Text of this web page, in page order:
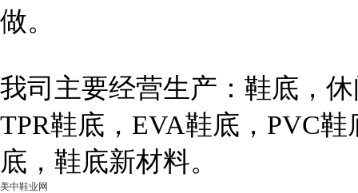
做。
我司主要经营生产：鞋底，
TPR鞋底，EVA鞋底，PVC
底，鞋底新材料。
美中鞋业网